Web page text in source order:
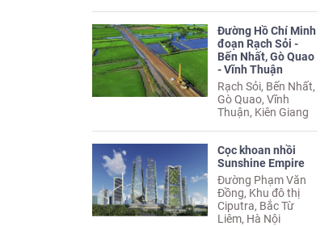
Đường Hồ Chí Minh
đoạn Rạch Sỏi -
Bến Nhất, Gò Quao
- Vĩnh Thuận
Rạch Sỏi, Bến Nhất,
Gò Quao, Vĩnh
Thuận, Kiên Giang
Cọc khoan nhồi
Sunshine Empire
Đường Phạm Văn
Đồng, Khu đô thị
Ciputra, Bắc Từ
Liêm, Hà Nội